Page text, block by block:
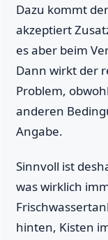
Dazu kommt
akzeptiert
es aber beim
Dann wirkt der
Problem,
anderen
Angabe.
Sinnvoll ist
was wirklich
hinten, Kisten